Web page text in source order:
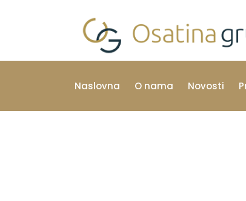
Naslovna O nama Novosti